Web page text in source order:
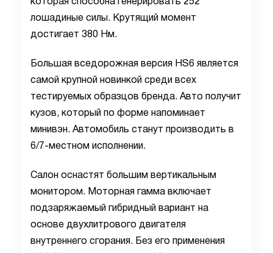
которая способна генерировать 252
лошадиные силы. Крутящий момент
достигает 380 Нм.
Большая вседорожная версия HS6 является
самой крупной новинкой среди всех
тестируемых образцов бренда. Авто получит
кузов, который по форме напоминает
минивэн. Автомобиль станут производить в
6/7-местном исполнении.
Салон оснастят большим вертикальным
монитором. Моторная гамма включает
подзаряжаемый гибридный вариант на
основе двухлитрового двигателя
внутреннего сгорания. Без его применения